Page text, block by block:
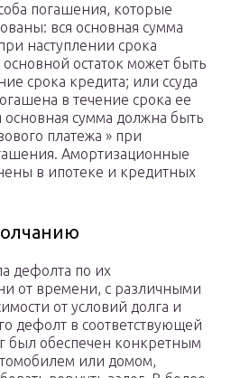
погашения, которые
вся основная сумма
наступлении срока
остаток может быть
срока кредита; или ссуда
в течение срока ее
основная сумма должна быть
платежа » при
Амортизационные
в ипотеке и кредитных
дефолта по их
от времени, с различными
от условий долга и
дефолт в соответствующей
был обеспечен конкретным
или домом,